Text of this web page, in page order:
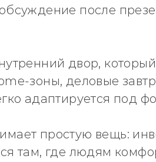
после
двор,
зоны, деловые
адаптируется под
простую вещь:
там, где людям